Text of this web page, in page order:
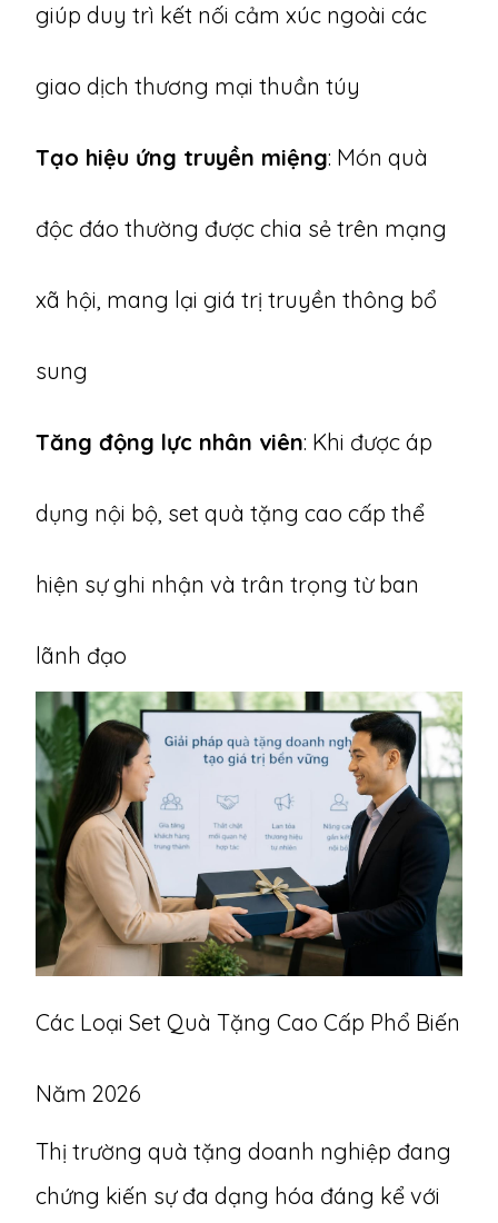
giúp duy trì kết nối cảm xúc ngoài các
giao dịch thương mại thuần túy
Tạo hiệu ứng truyền miệng: Món quà
độc đáo thường được chia sẻ trên mạng
xã hội, mang lại giá trị truyền thông bổ
sung
Tăng động lực nhân viên: Khi được áp
dụng nội bộ, set quà tặng cao cấp thể
hiện sự ghi nhận và trân trọng từ ban
lãnh đạo
Các Loại Set Quà Tặng Cao Cấp Phổ Biến
Năm 2026
Thị trường quà tặng doanh nghiệp đang
chứng kiến sự đa dạng hóa đáng kể với